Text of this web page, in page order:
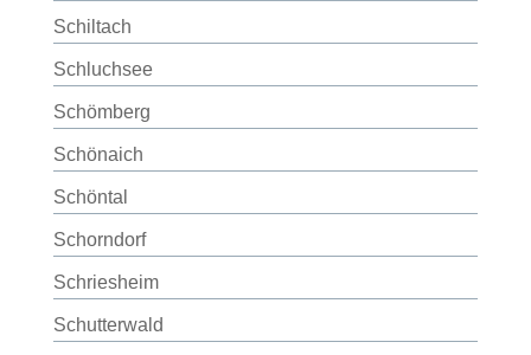
Schiltach
Schluchsee
Schömberg
Schönaich
Schöntal
Schorndorf
Schriesheim
Schutterwald